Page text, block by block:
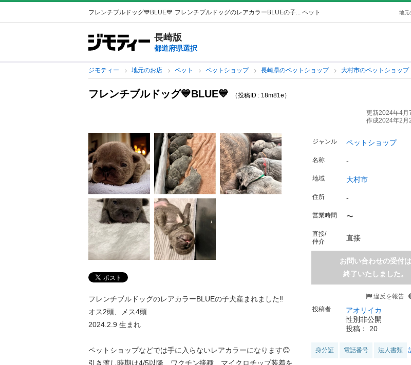
フレンチブルドッグ💙BLUE💙 フレンチブルドッグのレアカラーBLUEの子... ペット 地元
長崎版
都道府県選択
ジモティー 地元のお店 ペット ペットショップ 長崎県のペットショップ 大村市のペットショップ
フレンチブルドッグ💙BLUE💙 （投稿ID : 18m81e）
更新2024年4月
作成2024年2月
フレンチブルドッグのレアカラーBLUEの子犬産まれました‼️
オス2頭、メス4頭
2024.2.9 生まれ
ペットショップなどでは手に入らないレアカラーになります😊
引き渡し時期は4/5以降、ワクチン接種、マイクロチップ装着を
ジャンル ペットショップ
名称 -
地域 大村市
住所 -
営業時間 〜
直接/
仲介
直接
お問い合わせの受付は
終了いたしました。
違反を報告
投稿者
アオリイカ
性別非公開
投稿： 20
身分証 電話番号 法人書類